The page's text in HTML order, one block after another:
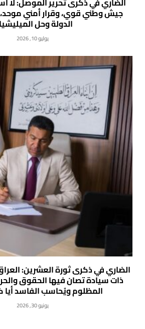
جيش وطني قوي، وقرار أمني موحد،
الدولة وحل
يوليو 10, 2026
الضاري في ذكرى ثورة العشرين:
ذات سيادة تصان فيها الحقوق
المظلوم ويُحاسب الفاسد
يونيو 30, 2026